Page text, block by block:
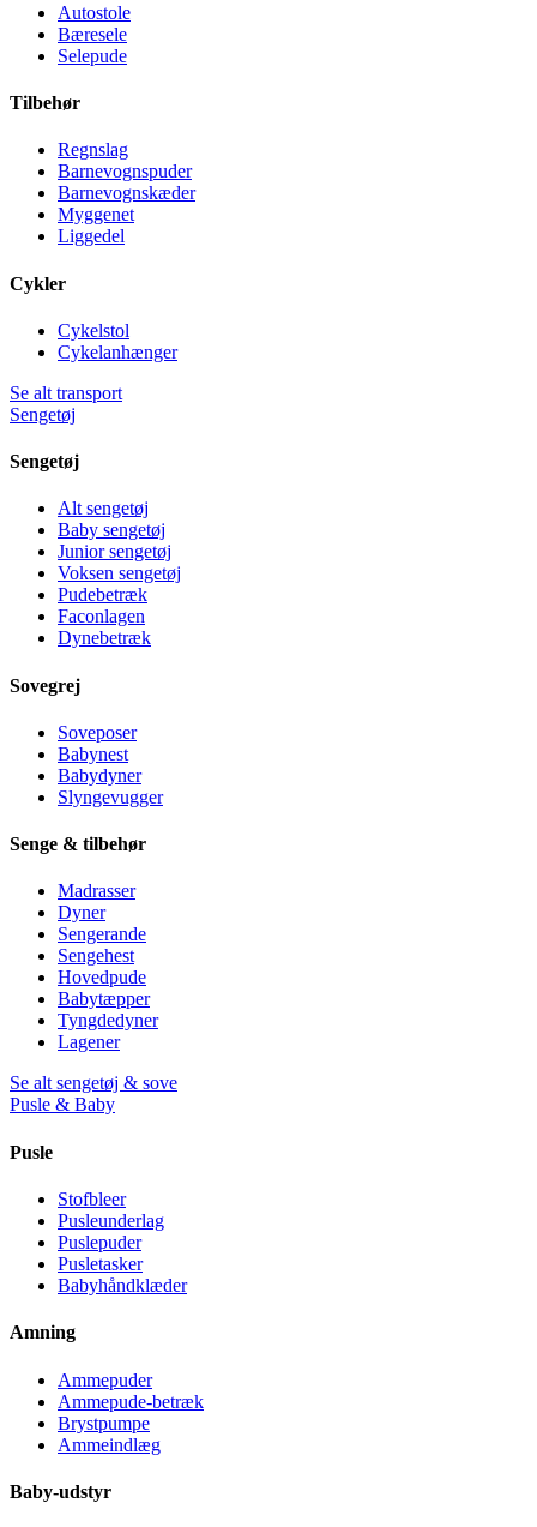
Autostole
Bæresele
Selepude
Tilbehør
Regnslag
Barnevognspuder
Barnevognskæder
Myggenet
Liggedel
Cykler
Cykelstol
Cykelanhænger
Se alt transport
Sengetøj
Sengetøj
Alt sengetøj
Baby sengetøj
Junior sengetøj
Voksen sengetøj
Pudebetræk
Faconlagen
Dynebetræk
Sovegrej
Soveposer
Babynest
Babydyner
Slyngevugger
Senge & tilbehør
Madrasser
Dyner
Sengerande
Sengehest
Hovedpude
Babytæpper
Tyngdedyner
Lagener
Se alt sengetøj & sove
Pusle & Baby
Pusle
Stofbleer
Pusleunderlag
Puslepuder
Pusletasker
Babyhåndklæder
Amning
Ammepuder
Ammepude-betræk
Brystpumpe
Ammeindlæg
Baby-udstyr